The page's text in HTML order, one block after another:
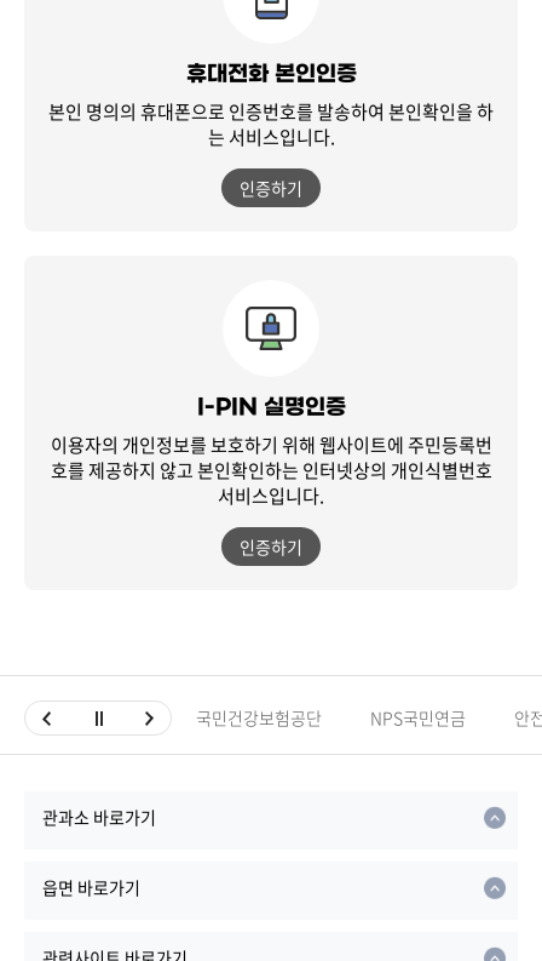
휴대전화 본인인증
본인 명의의 휴대폰으로 인증번호를 발송하여 본인확인을 하
는 서비스입니다.
인증하기
I-PIN 실명인증
이용자의 개인정보를 보호하기 위해 웹사이트에 주민등록번
호를 제공하지 않고본인확인하는 인터넷상의 개인식별번호
서비스입니다.
인증하기
국민건강보험공단 NPS국민연금 안
관과소 바로가기
읍면 바로가기